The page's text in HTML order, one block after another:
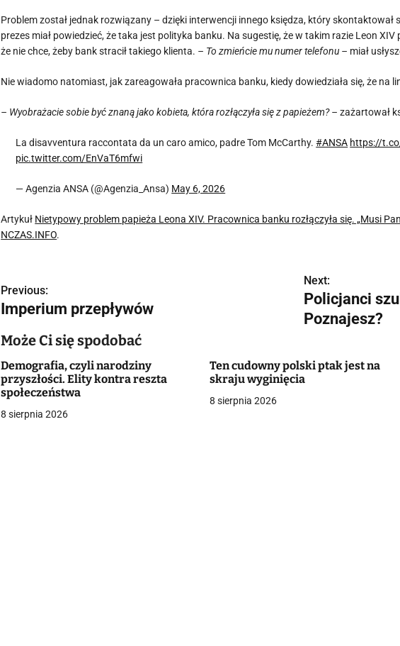
Problem został jednak rozwiązany – dzięki interwencji innego księdza, który skontaktował
prezes miał powiedzieć, że taka jest polityka banku. Na sugestię, że w takim razie Leon
że nie chce, żeby bank stracił takiego klienta. – To zmieńcie mu numer telefonu – miał
Nie wiadomo natomiast, jak zareagowała pracownica banku, kiedy dowiedziała się, że na
– Wyobrażacie sobie być znaną jako kobieta, która rozłączyła się z papieżem? – zażartował
La disavventura raccontata da un caro amico, padre Tom McCarthy.#ANSA https://
pic.twitter.com/EnVaT6mfwi
— Agenzia ANSA (@Agenzia_Ansa) May 6, 2026
Artykuł Nietypowy problem papieża Leona XIV. Pracownica banku rozłączyła się. „Musi
NCZAS.INFO.
N
a
w
i
g
a
Previous:
Imperium przepływów
Next:
Policjanci
Poznajesz?
Może Ci się spodobać
Demografia, czyli narodziny
przyszłości. Elity kontra reszta
społeczeństwa
8 sierpnia 2026
Ten cudowny polski ptak jest na
skraju wyginięcia
8 sierpnia 2026